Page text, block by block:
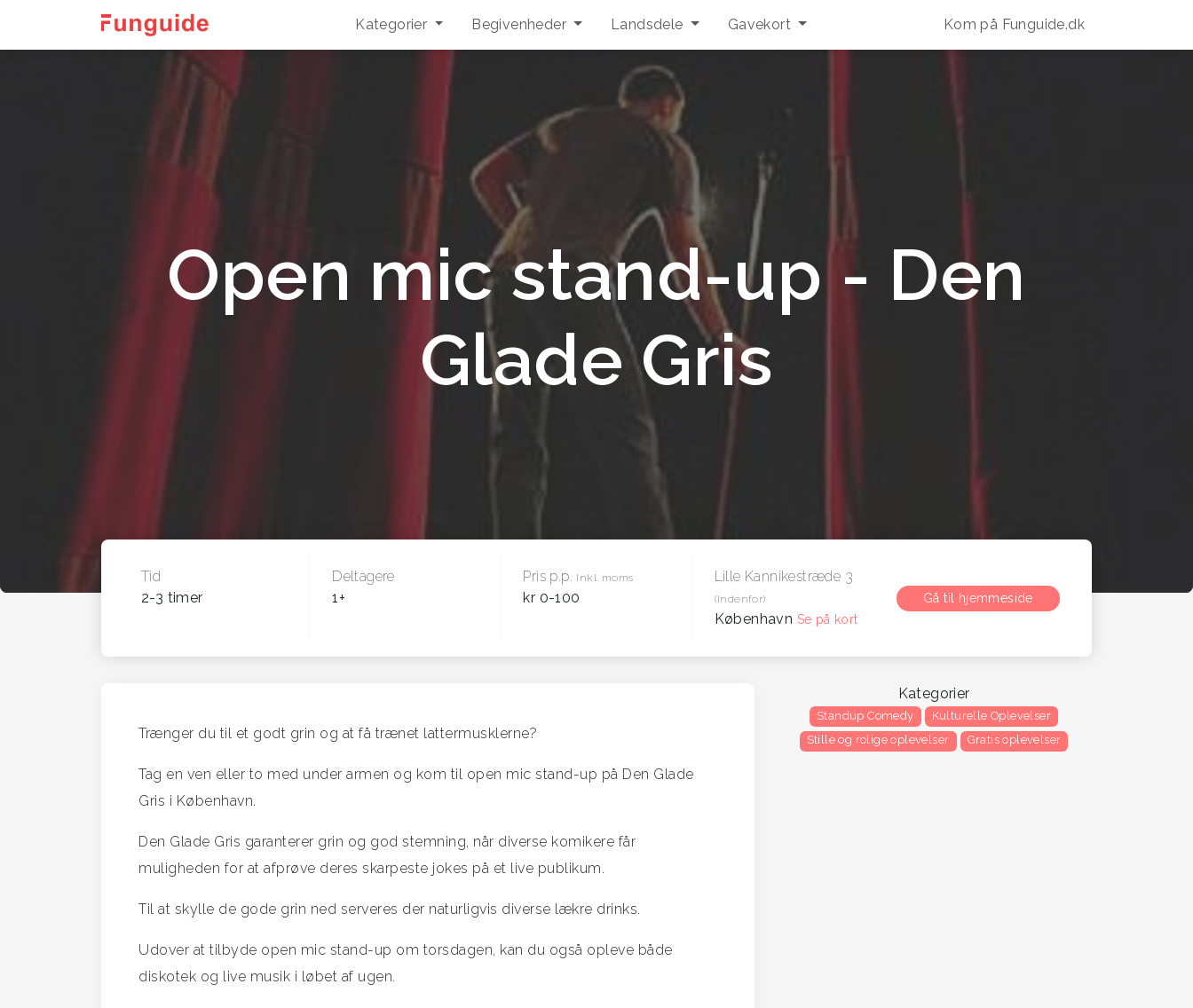
Kategorier Begivenheder Landsdele Gavekort Kom på Funguide.dk
Open mic stand-up - Den
Glade Gris
Tid
2-3 timer
Deltagere
1+
Pris p.p. Inkl. moms
kr 0-100
Lille Kannikestræde 3
(Indenfor)
København Se på kort
Gå til hjemmeside
Trænger du til et godt grin og at få trænet lattermusklerne?
Tag en ven eller to med under armen og kom til open mic stand-up på Den Glade
Gris i København.
Den Glade Gris garanterer grin og god stemning, når diverse komikere får
muligheden for at afprøve deres skarpeste jokes på et live publikum.
Til at skylle de gode grin ned serveres der naturligvis diverse lækre drinks.
Udover at tilbyde open mic stand-up om torsdagen, kan du også opleve både
diskotek og live musik i løbet af ugen.
Kategorier
Standup Comedy
Kulturelle Oplevelser
Stille og rolige oplevelser
Gratis oplevelser